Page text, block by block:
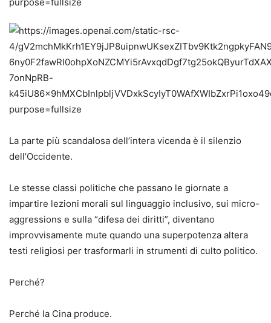
La parte più scandalosa dell’intera vicenda è il silenzio
dell’Occidente.
Le stesse classi politiche che passano le giornate a
impartire lezioni morali sul linguaggio inclusivo, sui micro-
aggressions e sulla “difesa dei diritti”, diventano
improvvisamente mute quando una superpotenza altera
testi religiosi per trasformarli in strumenti di culto politico.
Perché?
Perché la Cina produce.